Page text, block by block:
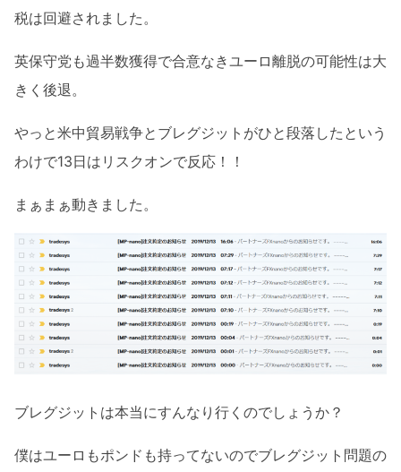
税は回避されました。
英保守党も過半数獲得で合意なきユーロ離脱の可能性は大
きく後退。
やっと米中貿易戦争とブレグジットがひと段落したという
わけで13日はリスクオンで反応！！
まぁまぁ動きました。
ブレグジットは本当にすんなり行くのでしょうか？
僕はユーロもポンドも持ってないのでブレグジット問題の